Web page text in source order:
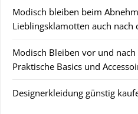
Modisch bleiben beim
Lieblingsklamotten auch nach
Modisch Bleiben vor und
Praktische Basics und
Designerkleidung günstig